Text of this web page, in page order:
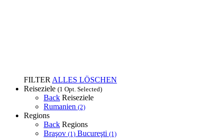
FILTER ALLES LÖSCHEN
Reiseziele (1 Opt. Selected)
Back Reiseziele
Rumanien (2)
Regions
Back Regions
Braşov (1) Bucureşti (1)